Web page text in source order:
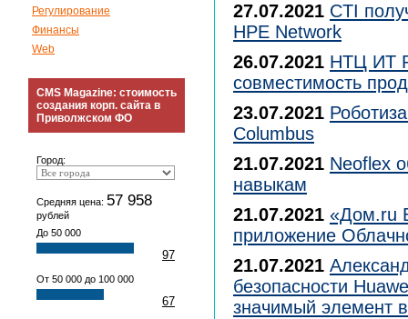
Регулирование
Финансы
Web
CMS Magazine: стоимость
создания корп. сайта в
Приволжском ФО
Город:
Средняя цена: 57 958
рублей
До 50 000
97
От 50 000 до 100 000
67
27.07.2021 CTI
HPE Network
26.07.2021 НТЦ ИТ
совместимость
23.07.2021
Columbus
21.07.2021 Neoflex
навыкам
21.07.2021 «Дом.ru
приложение
21.07.2021
безопасности
значимый элемент